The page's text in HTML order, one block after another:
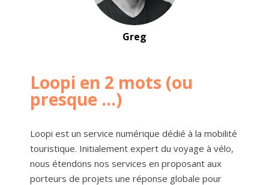
Greg
Loopi en 2 mots (ou
presque ...)
Loopi est un service numérique dédié à la mobilité
touristique. Initialement expert du voyage à vélo,
nous étendons nos services en proposant aux
porteurs de projets une réponse globale pour